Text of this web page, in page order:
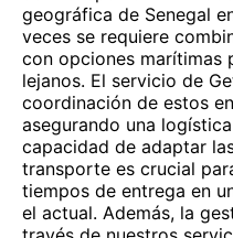
geográfica de Senegal
veces se requiere
con opciones marítimas
lejanos. El servicio de
coordinación de estos
asegurando una
capacidad de adaptar
transporte es crucial
tiempos de entrega en
el actual. Además, la